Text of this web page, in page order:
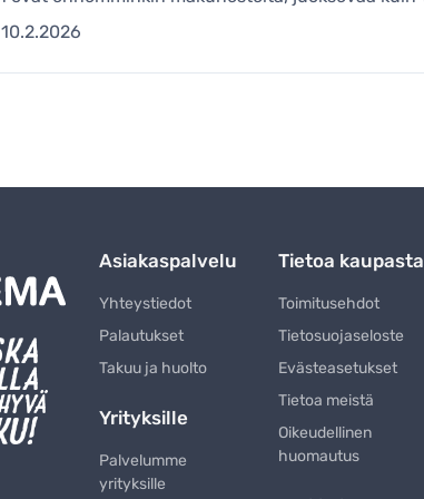
10.2.2026
Asiakaspalvelu
Yhteystiedot
Palautukset
Takuu ja huolto
Yrityksille
Palvelumme
yrityksille
Tietoa kaupasta
Toimitusehdot
Tietosuojaseloste
Evästeasetukset
Tietoa meistä
Oikeudellinen
huomautus